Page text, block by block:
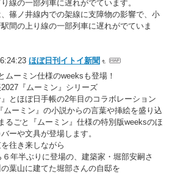
線の一部列車に遅れがでています。
篠ノ井線内での架線に支障物の影響で、小
間の上り線の一部列車に遅れがでていま
ほぼ日刊イトイ新聞
ムーミン仕様のweeksも登場！
『ムーミン』シリーズ
』とほぼ日手帳の2年目のコラボレーション
ムーミン』の小説からの言葉や挿絵を盛り込
るごと『ムーミン』仕様の特別版weeksのほ
ーや文具が登場します。
往き来しながら
６年半ぶりに登場の、建築家・堀部安嗣さ
葉山に建てた堀部さんの自邸を